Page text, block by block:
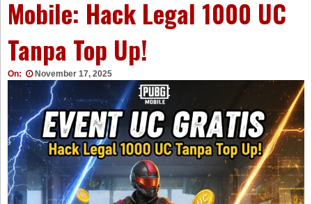
Mobile: Hack Legal 1000 UC
Tanpa Top Up!
On: November 17, 2025